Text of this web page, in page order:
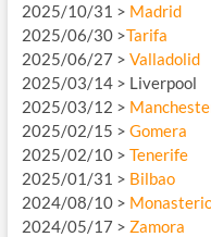
2025/10/31 > Madrid
2025/06/30 >Tarifa
2025/06/27 > Valladolid
2025/03/14 > Liverpool
2025/03/12 >
2025/02/15 > Gomera
2025/02/10 > Tenerife
2025/01/31 > Bilbao
2024/08/10 >
2024/05/17 > Zamora